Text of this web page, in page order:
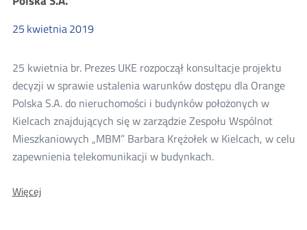
dla
NET
Kinga
Wolska,
Marta
Wykpisz
25 kwietnia2019
25 kwietnia br. Prezes UKE rozpoczął konsultacje projektu
decyzji w sprawie ustalenia warunków dostępu dla Orange
Polska S.A. do nieruchomości i budynków położonych w
Kielcach znajdujących się w zarządzie Zespołu Wspólnot
Mieszkaniowych „MBM” Barbara Krężołek w Kielcach, w celu
zapewnienia telekomunikacji w budynkach.
WięcejO: